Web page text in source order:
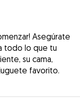
Asegúrate
todo lo que tu
su cama,
favorito.